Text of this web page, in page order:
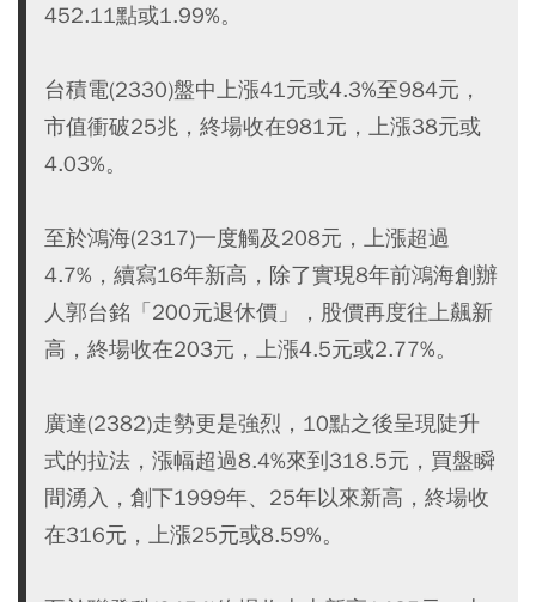
452.11點或1.99%。
台積電(2330)盤中上漲41元或4.3%至984元，
市值衝破25兆，終場收在981元，上漲38元或
4.03%。
至於鴻海(2317)一度觸及208元，上漲超過
4.7%，續寫16年新高，除了實現8年前鴻海創辦
人郭台銘「200元退休價」，股價再度往上飆新
高，終場收在203元，上漲4.5元或2.77%。
廣達(2382)走勢更是強烈，10點之後呈現陡升
式的拉法，漲幅超過8.4%來到318.5元，買盤瞬
間湧入，創下1999年、25年以來新高，終場收
在316元，上漲25元或8.59%。